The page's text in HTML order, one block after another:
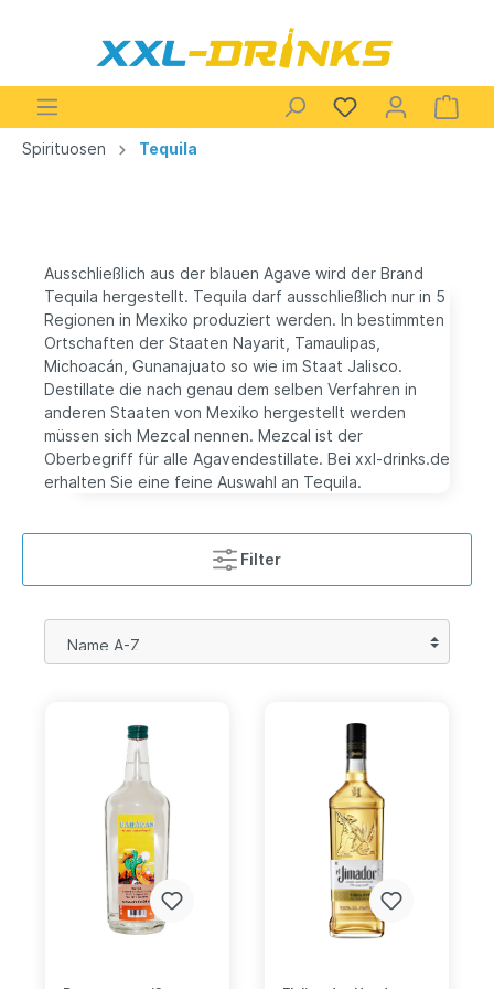
Spirituosen Tequila
Ausschließlich aus der blauen Agave wird der Brand
Tequila hergestellt. Tequila darf ausschließlich nur in 5
Regionen in Mexiko produziert werden. In bestimmten
Ortschaften der Staaten Nayarit, Tamaulipas,
Michoacán, Gunanajuato so wie im Staat Jalisco.
Destillate die nach genau dem selben Verfahren in
anderen Staaten von Mexiko hergestellt werden
müssen sich Mezcal nennen. Mezcal ist der
Oberbegriff für alle Agavendestillate. Bei xxl-drinks.de
erhalten Sie eine feine Auswahl an Tequila.
Filter